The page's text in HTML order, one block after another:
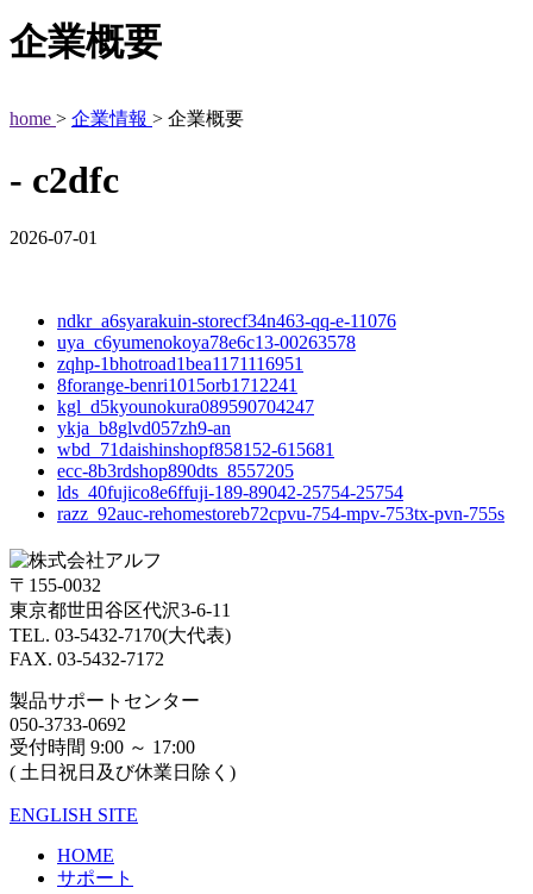
企業概要
home > 企業情報 > 企業概要
- c2dfc
2026-07-01
ndkr_a6syarakuin-storecf34n463-qq-e-11076
uya_c6yumenokoya78e6c13-00263578
zqhp-1bhotroad1bea1171116951
8forange-benri1015orb1712241
kgl_d5kyounokura089590704247
ykja_b8glvd057zh9-an
wbd_71daishinshopf858152-615681
ecc-8b3rdshop890dts_8557205
lds_40fujico8e6ffuji-189-89042-25754-25754
razz_92auc-rehomestoreb72cpvu-754-mpv-753tx-pvn-755s
〒155-0032
東京都世田谷区代沢3-6-11
TEL. 03-5432-7170(大代表)
FAX. 03-5432-7172
製品サポートセンター
050-3733-0692
受付時間 9:00 ～ 17:00
( 土日祝日及び休業日除く)
ENGLISH SITE
HOME
サポート